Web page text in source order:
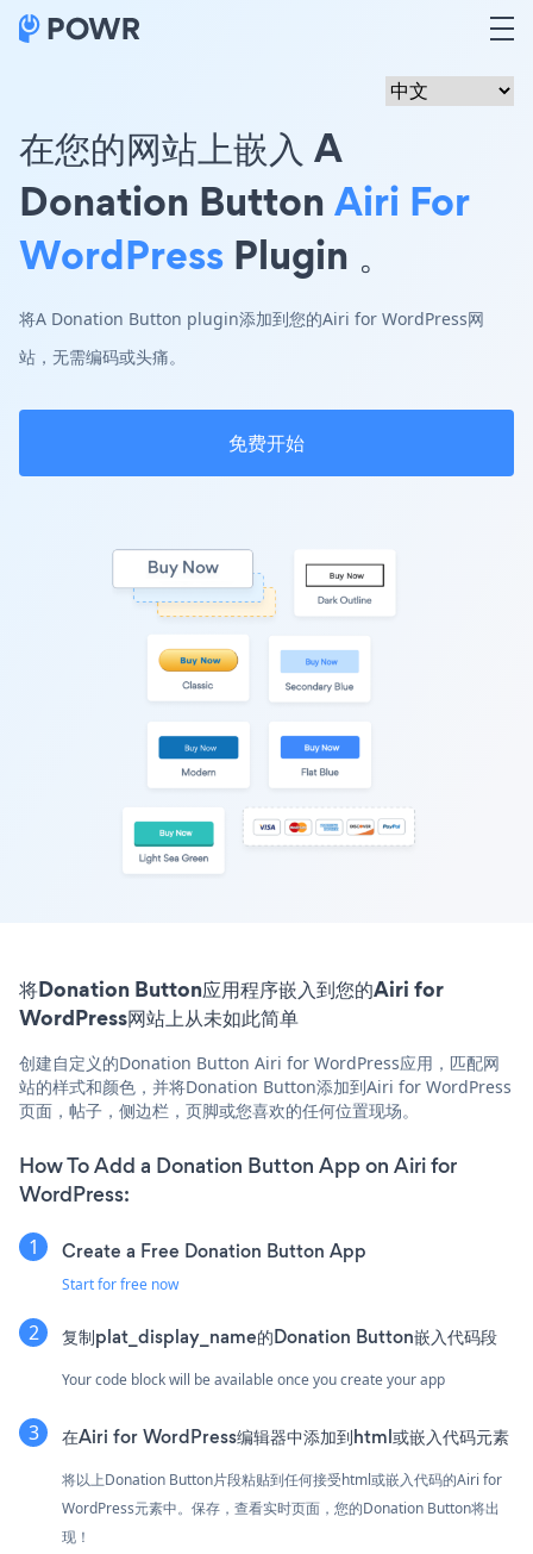
在您的网站上嵌入 A
Donation ButtonAiri For
WordPress Plugin 。
将A Donation Button plugin添加到您的Airi for WordPress网
站，无需编码或头痛。
免费开始
将Donation Button应用程序嵌入到您的Airi for
WordPress网站上从未如此简单
创建自定义的Donation Button Airi for WordPress应用，匹配网
站的样式和颜色，并将Donation Button添加到Airi for WordPress
页面，帖子，侧边栏，页脚或您喜欢的任何位置现场。
How To Add a Donation Button App on Airi for
WordPress:
Create a Free Donation Button App
Start for free now
复制plat_display_name的Donation Button嵌入代码段
Your code block will be available once you create your app
在Airi for WordPress编辑器中添加到html或嵌入代码元素
将以上Donation Button片段粘贴到任何接受html或嵌入代码的Airi for
WordPress元素中。保存，查看实时页面，您的Donation Button将出
现！